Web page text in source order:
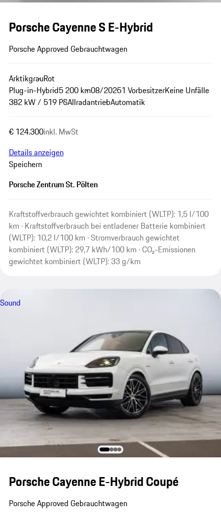
Porsche Cayenne S E-Hybrid
Porsche Approved Gebrauchtwagen
ArktikgrauRot
Plug-in-Hybrid5 200 km08/20251 VorbesitzerKeine Unfälle
382 kW / 519 PSAllradantriebAutomatik
€ 124.300inkl. MwSt
Details anzeigen
Speichern
Porsche Zentrum St. Pölten
Kraftstoffverbrauch gewichtet kombiniert (WLTP): 1,5 l/100
km · Kraftstoffverbrauch bei entladener Batterie kombiniert
(WLTP): 10,2 l/100 km · Stromverbrauch gewichtet
kombiniert (WLTP): 29,7 kWh/100 km · CO₂-Emissionen
gewichtet kombiniert (WLTP): 33 g/km
Sound
Porsche Cayenne E-Hybrid Coupé
Porsche Approved Gebrauchtwagen